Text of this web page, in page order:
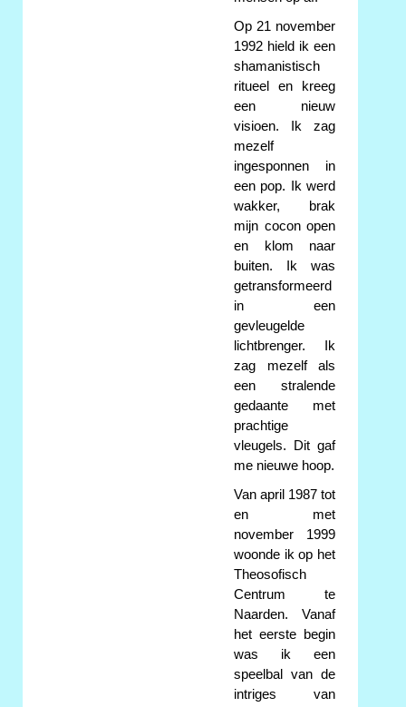
Op 21 november
1992 hield ik een
shamanistisch
ritueel en kreeg
een nieuw
visioen. Ik zag
mezelf
ingesponnen in
een pop. Ik werd
wakker, brak
mijn cocon open
en klom naar
buiten. Ik was
getransformeerd
in een
gevleugelde
lichtbrenger. Ik
zag mezelf als
een stralende
gedaante met
prachtige
vleugels. Dit gaf
me nieuwe hoop.
Van april 1987 tot
en met
november 1999
woonde ik op het
Theosofisch
Centrum te
Naarden. Vanaf
het eerste begin
was ik een
speelbal van de
intriges van